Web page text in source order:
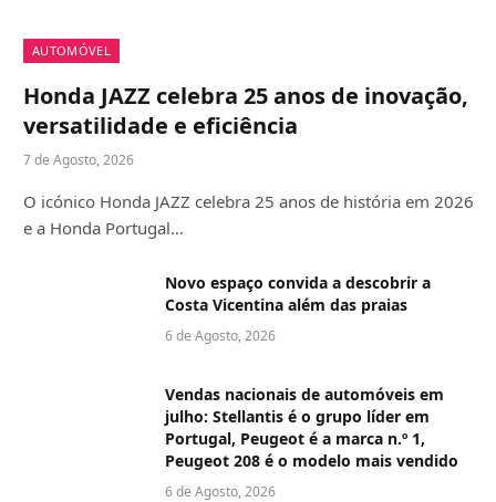
AUTOMÓVEL
Honda JAZZ celebra 25 anos de inovação,
versatilidade e eficiência
7 de Agosto, 2026
O icónico Honda JAZZ celebra 25 anos de história em 2026
e a Honda Portugal…
Novo espaço convida a descobrir a
Costa Vicentina além das praias
6 de Agosto, 2026
Vendas nacionais de automóveis em
julho: Stellantis é o grupo líder em
Portugal, Peugeot é a marca n.º 1,
Peugeot 208 é o modelo mais vendido
6 de Agosto, 2026